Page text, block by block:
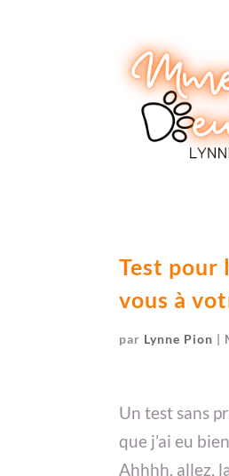
Test pour
vous à
par Lynne Pion |
Un test sans
que j’ai eu
Ahhhh, allez,